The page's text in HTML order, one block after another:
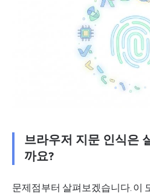
브라우저 지문 인식은
까요?
문제점부터 살펴보겠습니다. 이